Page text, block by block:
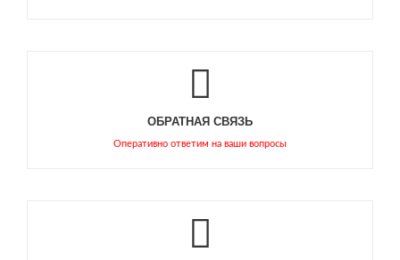
ОБРАТНАЯ СВЯЗЬ
Оперативно ответим на ваши вопросы